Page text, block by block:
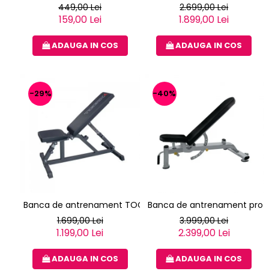
449,00 Lei
159,00 Lei
ADAUGA IN COS
2.699,00 Lei
1.899,00 Lei
ADAUGA IN COS
-29%
Banca de antrenament TOORX WBX-85
1.699,00 Lei
1.199,00 Lei
ADAUGA IN COS
-40%
Banca de antrenament
3.999,00 Lei
2.399,00 Lei
ADAUGA IN COS